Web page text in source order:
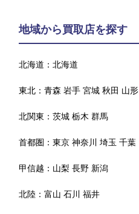
地域から買取店を探す
北海道：北海道
東北：青森 岩手 宮城 秋田 山形
北関東：茨城 栃木 群馬
首都圏：東京 神奈川 埼玉 千葉
甲信越： 山梨 長野 新潟
北陸：富山 石川 福井